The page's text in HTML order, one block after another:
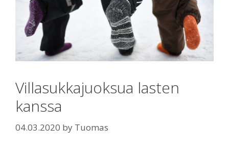
Villasukkajuoksua lasten
kanssa
04.03.2020 by Tuomas